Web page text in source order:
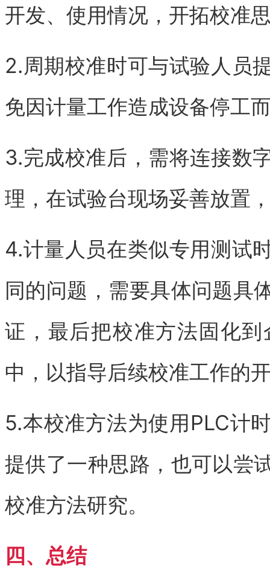
开发、使用情况，开拓校准
2.周期校准时可与试验人员
免因计量工作造成设备停工
3.完成校准后，需将连接数
理，在试验台现场妥善放置
4.计量人员在类似专用测试
同的问题，需要具体问题具
证，最后把校准方法固化
中，以指导后续校准工作的
5.本校准方法为使用PLC计
提供了一种思路，也可以尝
校准方法研究。
四、总结